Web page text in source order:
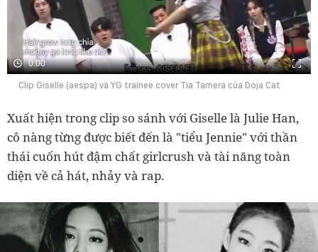
0:00
Clip Giselle (aespa) và YG trainee cover Tia Tamera của Doja Cat
Xuất hiện trong clip so sánh với Giselle là Julie Han,
cô nàng từng được biết đến là "tiểu Jennie" với thần
thái cuốn hút đậm chất girlcrush và tài năng toàn
diện về cả hát, nhảy và rap.